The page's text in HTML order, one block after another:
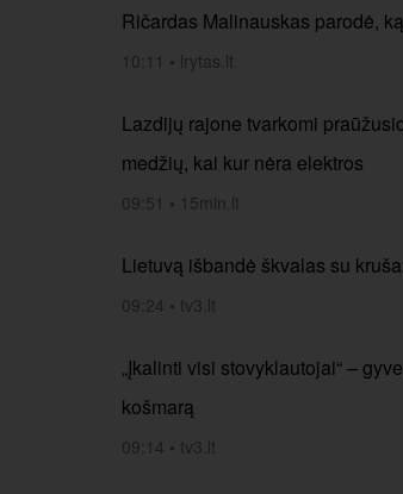
Ričardas Malinauskas parodė,
10:11 • lrytas.lt
Lazdijų rajone tvarkomi
medžių, kai kur nėra elektros
09:51 • 15min.lt
Lietuvą išbandė škvalas su
09:24 • tv3.lt
„Įkalinti visi stovyklautojai“ –
košmarą
09:14 • tv3.lt